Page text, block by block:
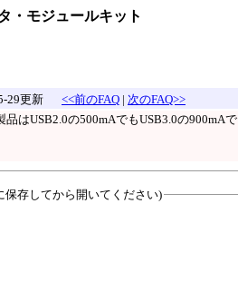
・モジュールキット
29更新 <<前のFAQ | 次のFAQ>>
はUSB2.0の500mAでもUSB3.0の900mAで
存してから開いてください)